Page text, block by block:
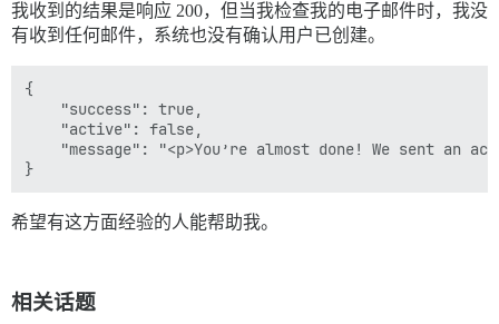
我收到的结果是响应 200，但当我检查我的电子邮件时，我没
有收到任何邮件，系统也没有确认用户已创建。
{
    "success": true,
    "active": false,
"message": "<p>You’re almost done! We sent an
希望有这方面经验的人能帮助我。
相关话题